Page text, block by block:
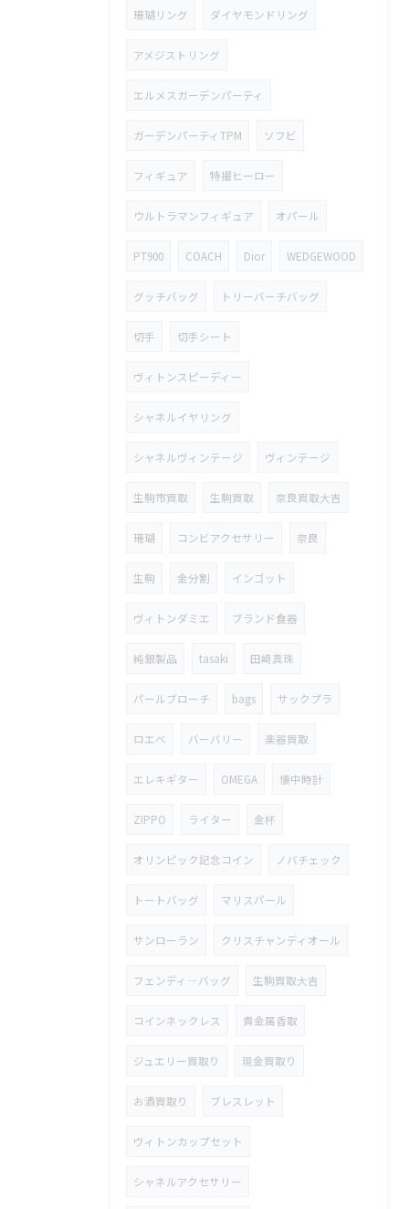
珊瑚リング ダイヤモンドリング
アメジストリング
エルメスガーデンパーティ
ガーデンパーティTPM ソフビ
フィギュア 特撮ヒーロー
ウルトラマンフィギュア オパール
PT900 COACH Dior WEDGEWOOD
グッチバッグ トリーバーチバッグ
切手 切手シート
ヴィトンスピーディー
シャネルイヤリング
シャネルヴィンテージ ヴィンテージ
生駒市買取 生駒買取 奈良買取大吉
珊瑚 コンビアクセサリー 奈良
生駒 金分割 インゴット
ヴィトンダミエ ブランド食器
純銀製品 tasaki 田崎真珠
パールブローチ bags サックプラ
ロエベ バーバリー 楽器買取
エレキギター OMEGA 懐中時計
ZIPPO ライター 金杯
オリンピック記念コイン ノバチェック
トートバッグ マリスパール
サンローラン クリスチャンディオール
フェンディ―バッグ 生駒買取大吉
コインネックレス 貴金属香取
ジュエリー買取り 現金買取り
お酒買取り ブレスレット
ヴィトンカップセット
シャネルアクセサリー